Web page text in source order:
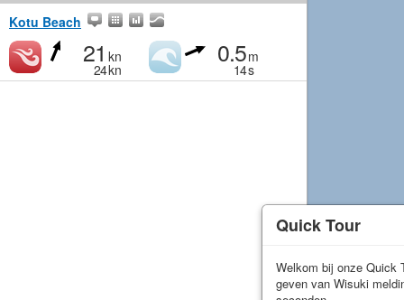
Kotu Beach
21 kn
24kn
0.5m
14s
Quick Tour
Welkom bij onze Quick
geven van Wisuki